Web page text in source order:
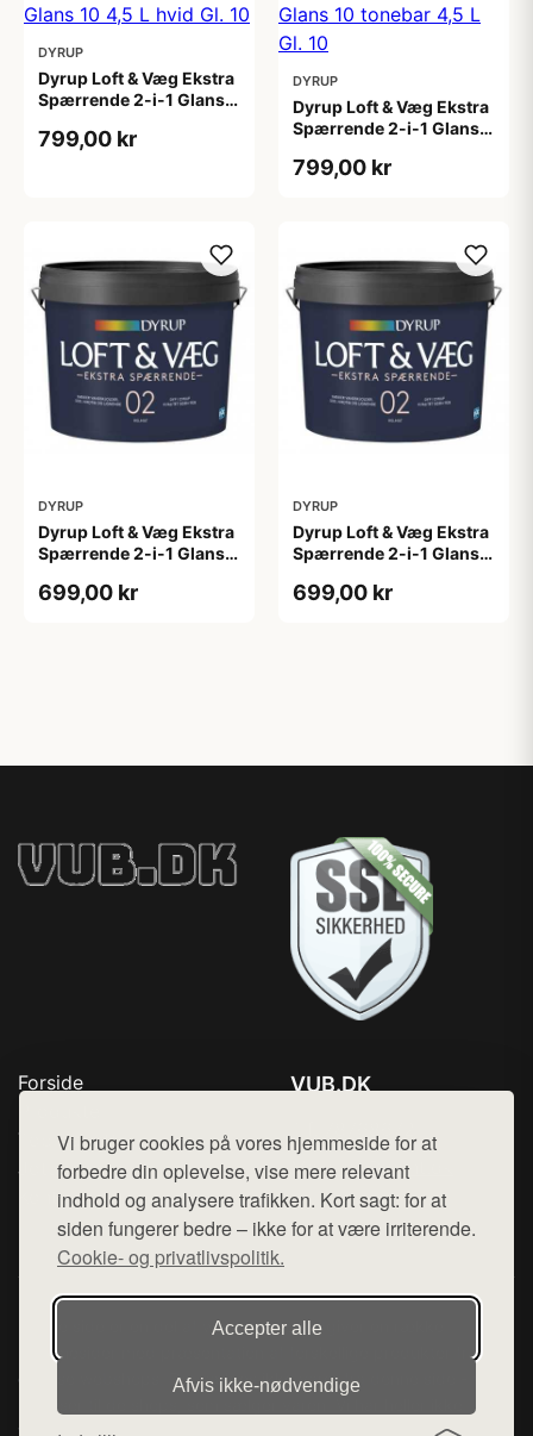
Vi bruger cookies på vores hjemmeside for at
forbedre din oplevelse, vise mere relevant
indhold og analysere trafikken. Kort sagt: for at
siden fungerer bedre – ikke for at være irriterende.
Cookie- og privatlivspolitik.
Accepter alle
Afvis ikke‑nødvendige
DYRUP
Dyrup Loft & Væg Ekstra
Spærrende 2-i-1 Glans
799,00 kr
DYRUP
Dyrup Loft & Væg Ekstra
Spærrende 2-i-1 Glans
799,00 kr
DYRUP
Dyrup Loft & Væg Ekstra
Spærrende 2-i-1 Glans 2
699,00 kr
DYRUP
Dyrup Loft & Væg Ekstra
Spærrende 2-i-1 Glans 2
699,00 kr
Forside
Top Rabatter
Jotun maling
Kontakt
VUB.DK
Mail: hej@want.dk
Cookie- og privatlivspolitik
Denne side er en del af want.dk, der udgiver en række
hjemmesider med præsentation af forskellige produkter fra
diverse webshops. Der sælges ikke varer fra denne side - vi
varerne på lager.